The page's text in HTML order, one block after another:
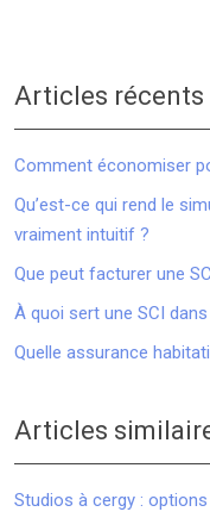
Articles récents
Comment économiser
Qu’est-ce qui rend le
vraiment intuitif ?
Que peut facturer une
À quoi sert une SCI
Quelle assurance
Articles
Studios à cergy :